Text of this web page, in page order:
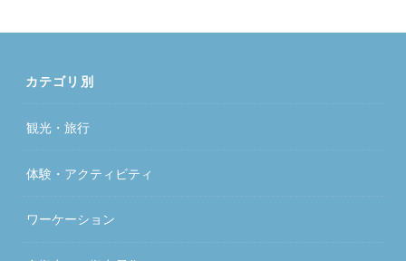
カテゴリ別
観光・旅行
体験・アクティビティ
ワーケーション